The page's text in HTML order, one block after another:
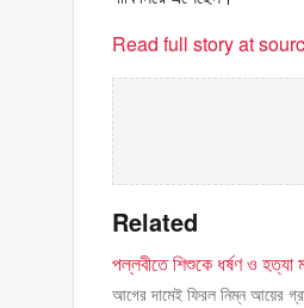
Read full story at
Related
পল্লবীতে শিশুকে ধর্ষণ ও
আগের দামেই ফিরল নিম্ন আয়ের